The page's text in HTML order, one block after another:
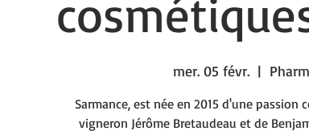
mer. 05 févr.
  |
Sarmance, est née en 2015 d'une
vigneron Jérôme Bretaudeau et de